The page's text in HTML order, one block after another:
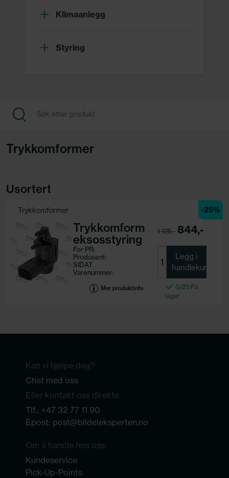
Klimaanlegg
Styring
Trykkomformer
Usortert
-25%
Trykkomformer
Trykkomformer,
eksosstyring
For PR:
Produsent:
SIDAT
Varenummer:
Motorkode:Mer produktinfo
1 125,- 844,-
Legg i
handlekurv
0/23 På
lager
Kan vi hjelpe deg?
Chat med oss
Eller kontakt oss direkte
Tlf.: +47 32 77 11 90
Epost: post@bildeleksperten.no
Om å handle hos oss
Kundeservice
Pick-Up-Points